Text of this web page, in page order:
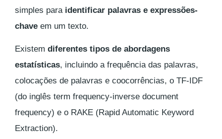
simples para identificar palavras e expressões-
chave em um texto.
Existem diferentes tipos de abordagens
estatísticas, incluindo a frequência das palavras,
colocações de palavras e coocorrências, o TF-IDF
(do inglês term frequency-inverse document
frequency) e o RAKE (Rapid Automatic Keyword
Extraction).